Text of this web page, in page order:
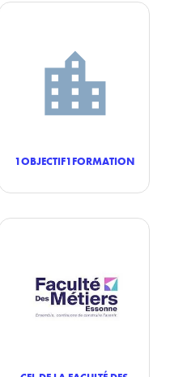
1OBJECTIF1FORMATION